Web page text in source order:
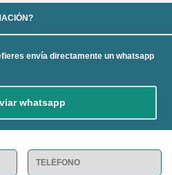
envía directamente un whatsapp
whatsapp